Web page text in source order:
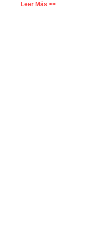
Leer Más >>